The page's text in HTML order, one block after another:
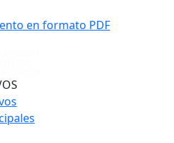
en formato PDF